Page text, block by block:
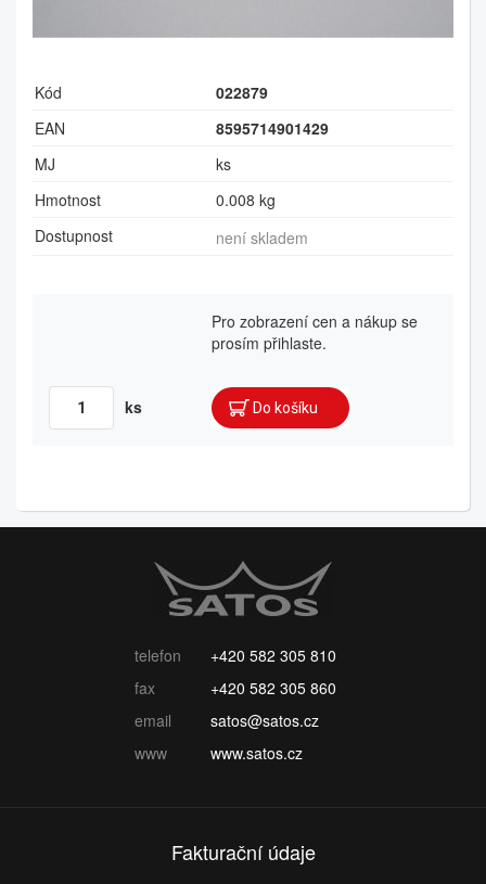
Kód
022879
EAN
8595714901429
MJ
ks
Hmotnost
0.008 kg
Dostupnost
není skladem
Pro zobrazení cen a nákup se
prosím přihlaste.
ks
telefon
+420 582 305 810
fax
+420 582 305 860
email
satos@satos.cz
www
www.satos.cz
Fakturační údaje